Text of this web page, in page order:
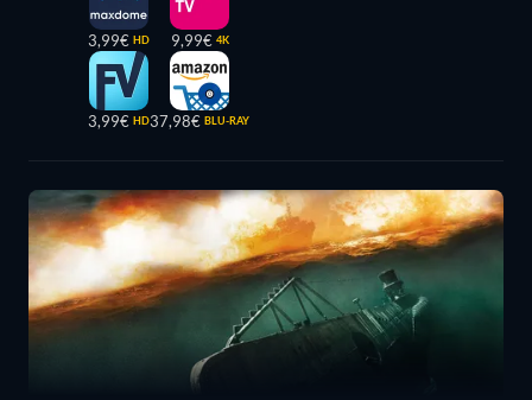
3,99€ HD
3,99€ HD
9,99€ 4K
37,98€ BLU-RAY